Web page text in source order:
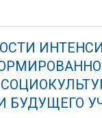
БУДУЩЕГО